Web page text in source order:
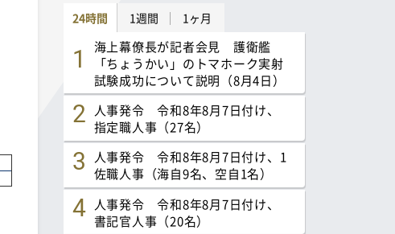
24時間 1週間 1ヶ月
海上幕僚長が記者会見 護衛艦
「ちょうかい」のトマホーク実射
試験成功について説明（8月4日）
人事発令 令和8年8月7日付け、
指定職人事（27名）
人事発令 令和8年8月7日付け、1
佐職人事（海自9名、空自1名）
人事発令 令和8年8月7日付け、
書記官人事（20名）